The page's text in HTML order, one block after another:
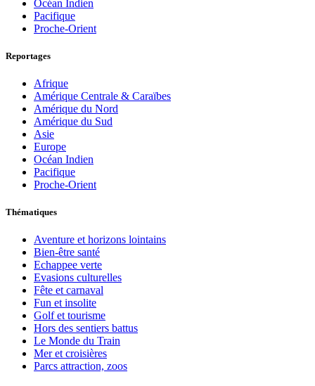
Océan Indien
Pacifique
Proche-Orient
Reportages
Afrique
Amérique Centrale & Caraïbes
Amérique du Nord
Amérique du Sud
Asie
Europe
Océan Indien
Pacifique
Proche-Orient
Thématiques
Aventure et horizons lointains
Bien-être santé
Echappee verte
Evasions culturelles
Fête et carnaval
Fun et insolite
Golf et tourisme
Hors des sentiers battus
Le Monde du Train
Mer et croisières
Parcs attraction, zoos